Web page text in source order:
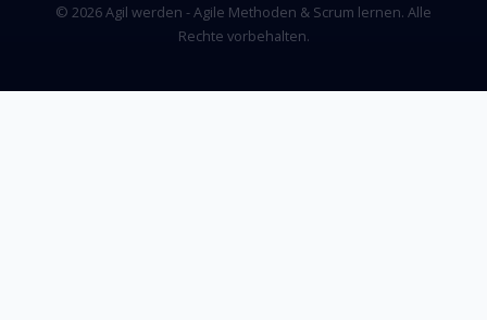
© 2026 Agil werden - Agile Methoden & Scrum lernen. Alle
Rechte vorbehalten.